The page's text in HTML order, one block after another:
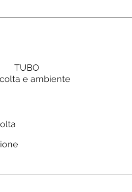
TUBO
e ambiente